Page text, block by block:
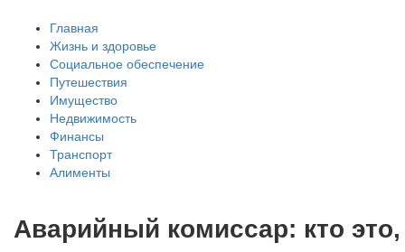
Главная
Жизнь и здоровье
Социальное обеспечение
Путешествия
Имущество
Недвижимость
Финансы
Транспорт
Алименты
Аварийный комиссар: кто